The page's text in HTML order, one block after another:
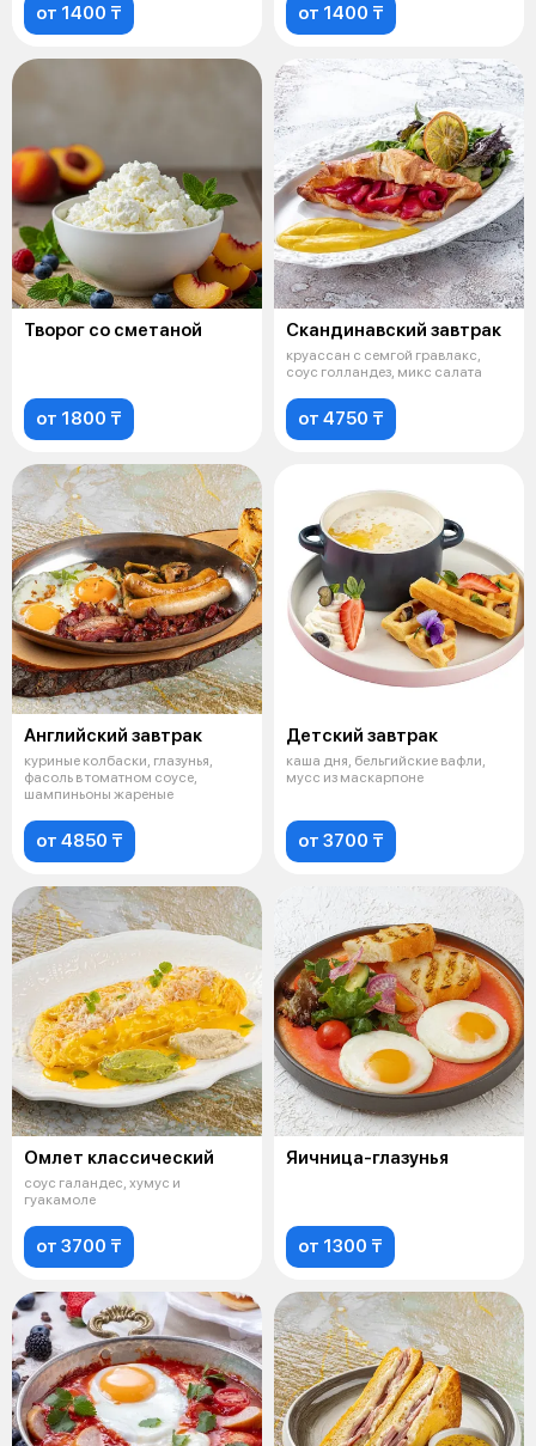
от 1400 ₸ от 1400 ₸
Творог со сметаной
от 1800 ₸
Скандинавский завтрак
круассан с семгой гравлакс,
соус голландез, микс салата
от 4750 ₸
Английский завтрак
куриные колбаски, глазунья,
фасоль в томатном соусе,
шампиньоны жареные
от 4850 ₸
Детский завтрак
каша дня, бельгийские вафли,
мусс из маскарпоне
от 3700 ₸
Омлет классический
соус галандес, хумус и
гуакамоле
от 3700 ₸
Яичница-глазунья
от 1300 ₸